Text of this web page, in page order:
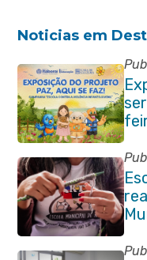
Noticias em